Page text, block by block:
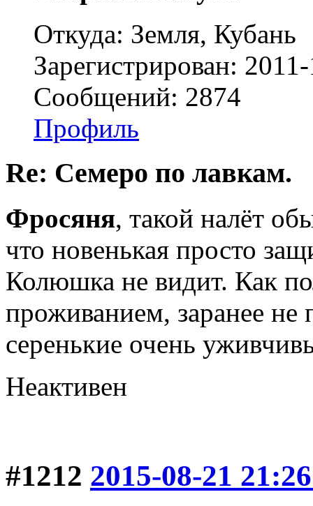
Откуда: Земля, Кубань
Зарегистрирован:
Сообщений: 2874
Профиль
Re: Семеро по лавкам.
Фросяня, такой налёт
что новенькая просто
Колюшка не видит. Как
проживанием, заранее не
серенькие очень
Неактивен
#1212 2015-08-21